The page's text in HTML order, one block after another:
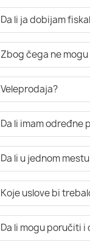
Da li ja dobijam
Zbog čega ne
Veleprodaja?
Da li imam određne
Da li u jednom
Koje uslove bi
Da li mogu poručiti